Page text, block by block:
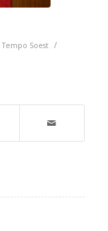
Tempo Soest /